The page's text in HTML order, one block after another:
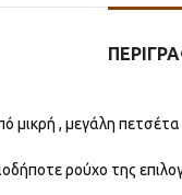
μικρή , μεγάλη
ρούχο της